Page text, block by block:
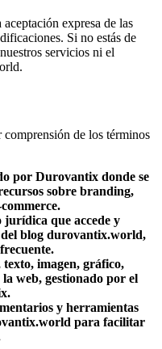
expresa de las
Si no estás de
servicios ni el
de los términos
por Durovantix donde se
sobre branding,
jurídica que accede y
blog durovantix.world,
imagen, gráfico,
web, gestionado por el
y herramientas
para facilitar